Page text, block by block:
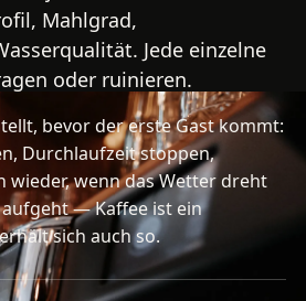
Mahlgrad,
Jede einzelne
oder ruinieren.
bevor der erste Gast kommt:
Durchlaufzeit stoppen,
wieder, wenn das Wetter dreht
— Kaffee ist ein
sich auch so.